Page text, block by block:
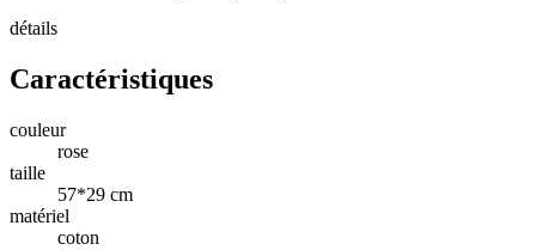
détails
Caractéristiques
couleur
rose
taille
57*29 cm
matériel
coton